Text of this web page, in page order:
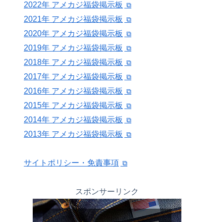
2022年 アメカジ福袋掲示板
2021年 アメカジ福袋掲示板
2020年 アメカジ福袋掲示板
2019年 アメカジ福袋掲示板
2018年 アメカジ福袋掲示板
2017年 アメカジ福袋掲示板
2016年 アメカジ福袋掲示板
2015年 アメカジ福袋掲示板
2014年 アメカジ福袋掲示板
2013年 アメカジ福袋掲示板
サイトポリシー・免責事項
スポンサーリンク